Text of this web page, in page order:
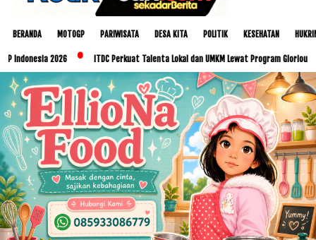
BERANDA MOTOGP PARIWISATA DESA KITA POLITIK KESEHATAN
2026 ITDC Perkuat Talenta Lokal dan UMKM Lewat Program Glorious Golo Mori